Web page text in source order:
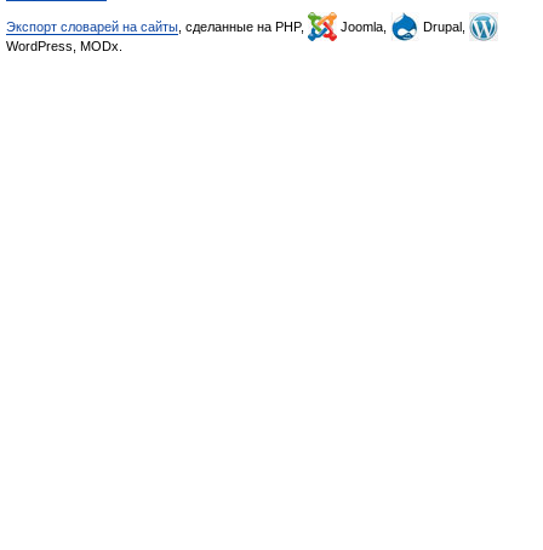
Экспорт словарей на сайты , сделанные на PHP, Joomla,
Drupal,
WordPress, MODx.